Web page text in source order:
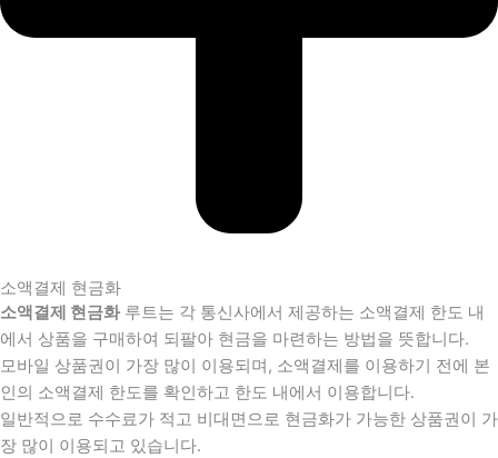
소액결제 현금화
소액결제 현금화루트는 각 통신사에서 제공하는 소액결제 한도 내
에서 상품을 구매하여 되팔아 현금을 마련하는 방법을 뜻합니다.
모바일 상품권이 가장 많이 이용되며, 소액결제를 이용하기 전에 본
인의 소액결제 한도를 확인하고 한도 내에서 이용합니다.
일반적으로 수수료가 적고 비대면으로 현금화가 가능한 상품권이 가
장 많이 이용되고 있습니다.